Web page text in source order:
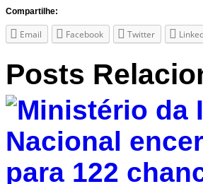
Compartilhe:
Email Facebook Twitter
Posts